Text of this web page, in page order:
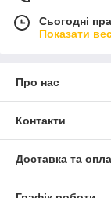
Сьогодні
Показати
Про нас
Контакти
Доставка та